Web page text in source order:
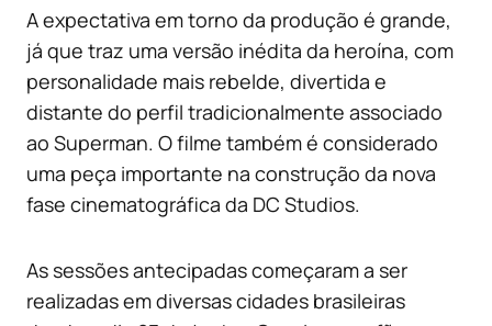
A expectativa em torno da produção é grande,
já que traz uma versão inédita da heroína, com
personalidade mais rebelde, divertida e
distante do perfil tradicionalmente associado
ao Superman. O filme também é considerado
uma peça importante na construção da nova
fase cinematográfica da DC Studios.
As sessões antecipadas começaram a ser
realizadas em diversas cidades brasileiras